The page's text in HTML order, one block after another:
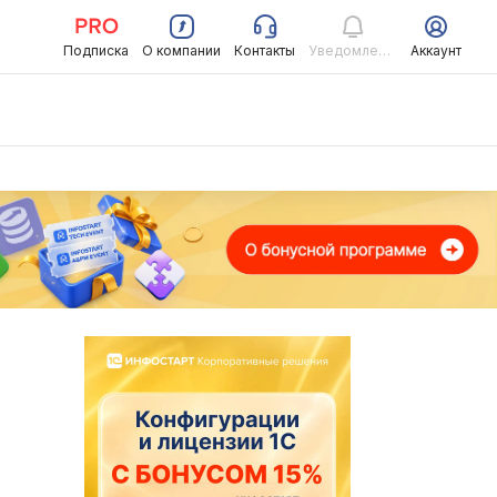
Подписка О компании Контакты Уведомления Аккаунт